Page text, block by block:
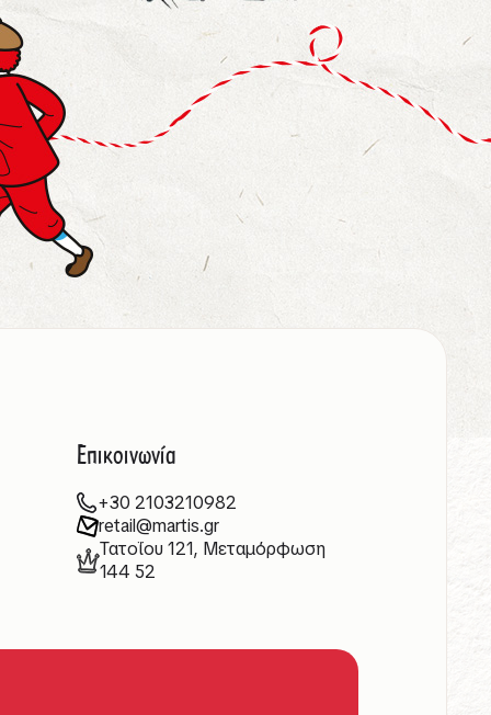
Επικοινωνία
+30 2103210982
retail@martis.gr
Τατοΐου 121, Μεταμόρφωση
144 52